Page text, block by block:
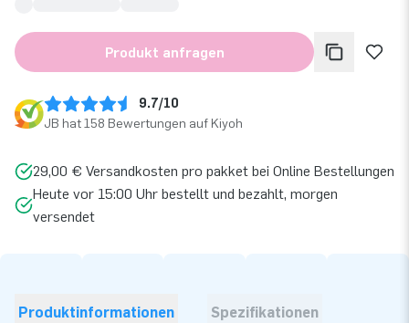
Produkt anfragen
9.7/10
JB hat 158 Bewertungen auf Kiyoh
29,00 € Versandkosten pro pakket bei Online Bestellungen
Heute vor 15:00 Uhr bestellt und bezahlt, morgen
versendet
Produktinformationen Spezifikationen